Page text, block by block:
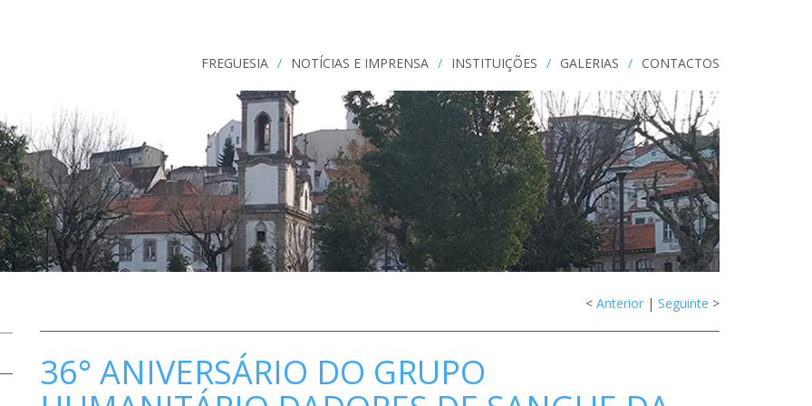
FREGUESIA / NOTÍCIAS E IMPRENSA / INSTITUIÇÕES / GALERIAS / CONTACTOS
< Anterior | Seguinte >
36° ANIVERSÁRIO DO GRUPO